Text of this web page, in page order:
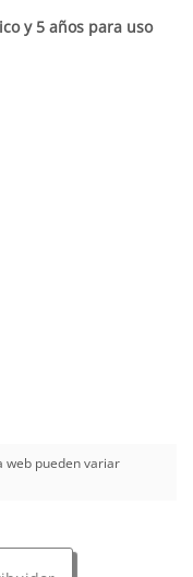
y 5 años para uso
web pueden variar